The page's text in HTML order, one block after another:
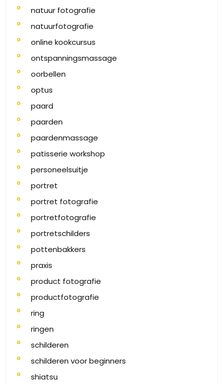
natuur fotografie
natuurfotografie
online kookcursus
ontspanningsmassage
oorbellen
optus
paard
paarden
paardenmassage
patisserie workshop
personeelsuitje
portret
portret fotografie
portretfotografie
portretschilders
pottenbakkers
praxis
product fotografie
productfotografie
ring
ringen
schilderen
schilderen voor beginners
shiatsu